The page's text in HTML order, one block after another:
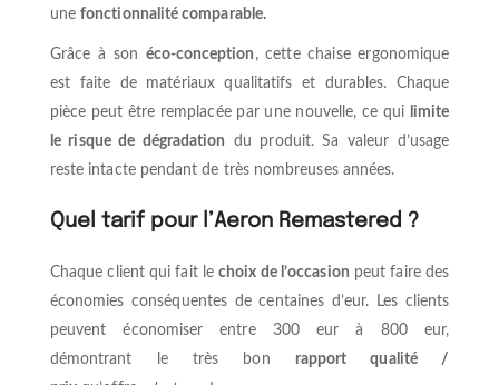
unefonctionnalité comparable.
Grâce à son éco-conception , cette chaise ergonomique
est faite de matériaux qualitatifs et durables. Chaque
pièce peut être remplacée par une nouvelle, ce qui
limite
le risque de dégradation
du produit. Sa valeur d’usage
reste intacte pendant de très nombreuses années.
Quel tarif pour l’Aeron Remastered ?
Chaque client qui fait lechoix de l’occasion peut faire des
économies conséquentes de centaines d’eur. Les clients
peuvent économiser entre 300 eur à 800 eur,
démontrant le très bon rapport qualité /